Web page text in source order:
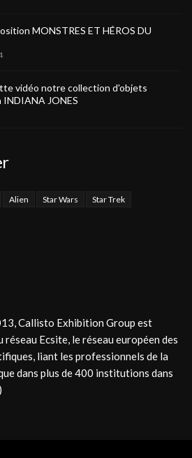
MONSTRES ET HÉROS DU
vidéo notre collection d'objets
INDIANA JONES
Alien Star Wars Star Trek
Callisto Exhibition Group est
réseau Ecsite, le réseau européen des
liant les professionnels de la
dans plus de 400 institutions dans